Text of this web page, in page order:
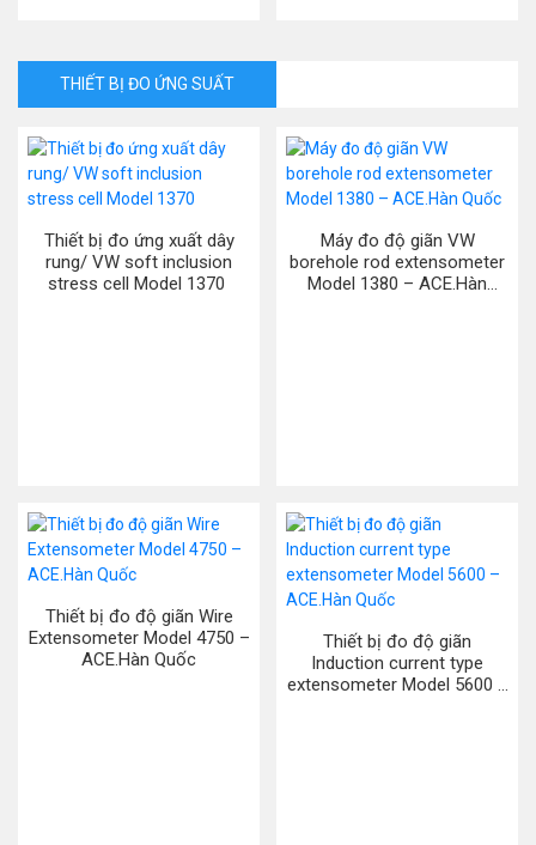
THIẾT BỊ ĐO ỨNG SUẤT
Thiết bị đo ứng xuất dây
rung/ VW soft inclusion
stress cell Model 1370
Máy đo độ giãn VW
borehole rod extensometer
Model 1380 – ACE.Hàn
Thiết bị đo độ giãn Wire
Extensometer Model 4750 –
ACE.Hàn Quốc
Thiết bị đo độ giãn
Induction current type
extensometer Model 5600 –